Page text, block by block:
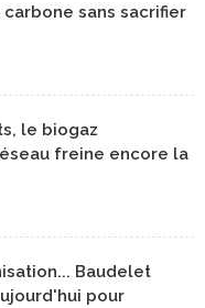
sans sacrifier
le biogaz
freine encore la
Baudelet
pour